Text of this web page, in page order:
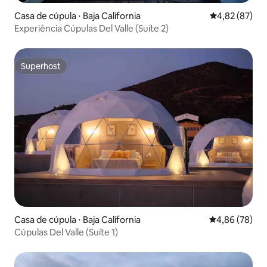
Casa de cúpula ⋅ Baja California 4,82 de uma
4,82 (87)
Experiência Cúpulas Del Valle (Suíte 2)
Superhost
Superhost
Casa de cúpula ⋅ Baja California 4,86 de uma
4,86 (78)
Cúpulas Del Valle (Suíte 1)